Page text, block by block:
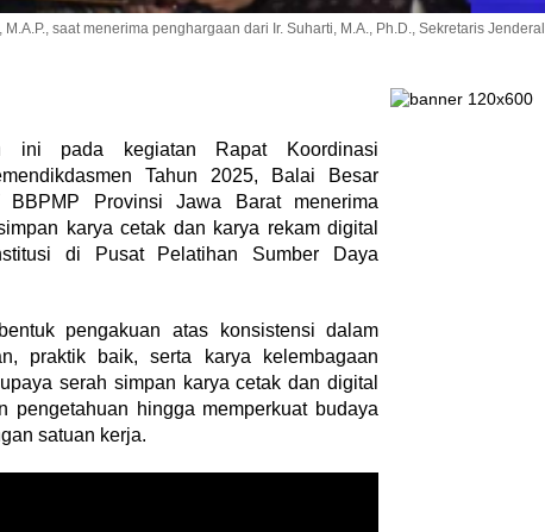
saat menerima penghargaan dari Ir. Suharti, M.A., Ph.D., Sekretaris Jenderal
ini pada kegiatan Rapat Koordinasi
Tahun 2025, Balai Besar
Provinsi Jawa Barat menerima
karya cetak dan karya rekam digital
di Pusat Pelatihan Sumber Daya
pengakuan atas konsistensi dalam
praktik baik, serta karya kelembagaan
serah simpan karya cetak dan digital
pengetahuan hingga memperkuat budaya
satuan kerja.